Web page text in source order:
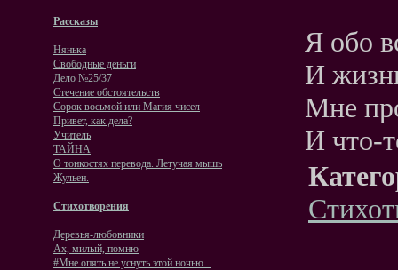
Рассказы
Нянька
Свободные деньги
Дело №25/37
Стечение обстоятельств
Сорок восьмой или Магия чисел
Привет, как дела?
Учитель
ТАЙНА
О тонкостях перевода. Летучая мышь
Жульен.
Стихотворения
Деревья-любовники
Ах, милый, помню
#Мне опять не уснуть этой ночью...
Я обо
И
Мне
И что-